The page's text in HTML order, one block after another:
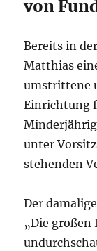
von
Bereits in
Matthias
umstrittene
Einrichtung
unter
stehenden
Der
„Die großen